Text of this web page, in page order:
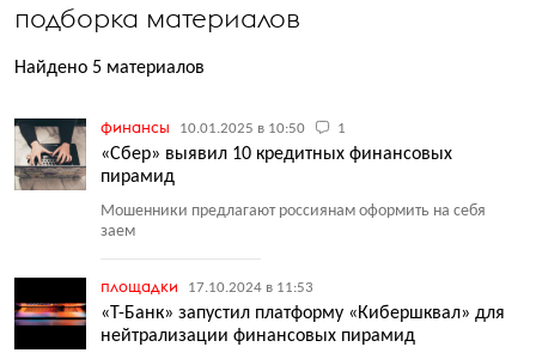
подборка материалов
Найдено 5 материалов
финансы 10.01.2025 в 10:50 1
«Сбер» выявил 10 кредитных финансовых
пирамид
Мошенники предлагают россиянам оформить на себя
заем
площадки 17.10.2024 в 11:53
«Т-Банк» запустил платформу «Кибершквал» для
нейтрализации финансовых пирамид